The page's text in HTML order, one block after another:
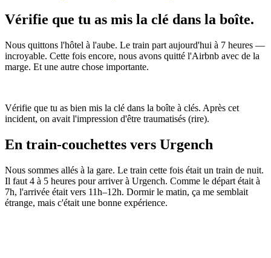
Vérifie que tu as mis la clé dans la boîte.
Nous quittons l'hôtel à l'aube. Le train part aujourd'hui à 7 heures —
incroyable. Cette fois encore, nous avons quitté l'Airbnb avec de la
marge. Et une autre chose importante.
Vérifie que tu as bien mis la clé dans la boîte à clés. Après cet
incident, on avait l'impression d'être traumatisés (rire).
En train-couchettes vers Urgench
Nous sommes allés à la gare. Le train cette fois était un train de nuit.
Il faut 4 à 5 heures pour arriver à Urgench. Comme le départ était à
7h, l'arrivée était vers 11h–12h. Dormir le matin, ça me semblait
étrange, mais c'était une bonne expérience.